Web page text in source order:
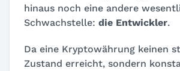
hinaus noch eine andere
Schwachstelle: die Entwickler.
Da eine Kryptowährung keinen
Zustand erreicht, sondern